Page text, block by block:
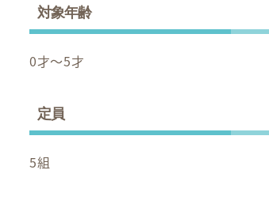
対象年齢
0才～5才
定員
5組